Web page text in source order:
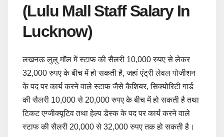
(Lulu Mall Staff Salary In
Lucknow)
लखनऊ लुलु मॉल में स्टाफ की सैलरी 10,000 रुपए से लेकर
32,000 रुपए के बीच में हो सकती है, जहां एंट्री लेवल पोजीशन
के पद पर कार्य करने वाले स्टाफ जैसे कैशियर, सिक्योरिटी गार्ड
की सैलरी 10,000 से 20,000 रुपए के बीच में हो सकती है तथा
टिकट एग्जीक्यूटिव तथा हेल्प डेस्क के पद पर कार्य करने वाले
स्टाफ की सैलरी 20,000 से 32,000 रुपए तक हो सकती है।